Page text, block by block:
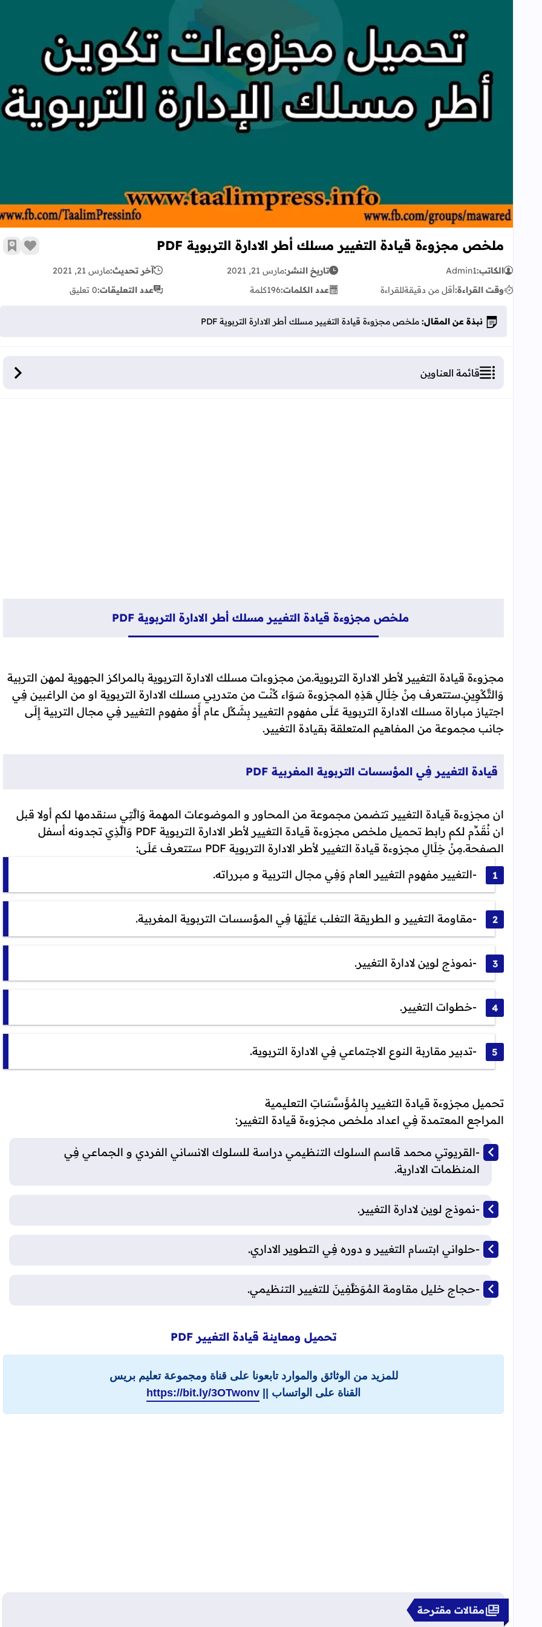
ملخص مجزوءة قيادة التغيير مسلك أطر الادارة التربوية PDF
ملخص مجزوءة قيادة التغيير مسلك أطر الادارة التربوية PDF زر
الكاتب:Admin1 تاريخ النشر:مارس 21, 2021 آخر تحديث:مارس 21, 2021
وقت القراءة:أقل من دقيقةللقراءة عدد الكلمات:196كلمة عدد التعليقات:0 تعليق
نبذة عن المقال: ملخص مجزوءة قيادة التغيير مسلك أطر الادارة التربوية PDF
قائمة العناوين
ملخص مجزوءة قيادة التغيير مسلك أطر الادارة التربوية PDF
مجزوءة قيادة التغيير لأطر الادارة التربوية.من مجزوءات مسلك الادارة التربوية بالمراكز الجهوية لمهن التربية
وَالتَّكْوِينِ.ستتعرف مِنْ خِلَالِ هَذِهِ المجزوءة سَوَاء كُنْت من متدربي مسلك الادارة التربوية او من الراغبين فِي
اجتياز مباراة مسلك الادارة التربوية عَلَى مفهوم التغيير بِشَكْل عام أَوْ مفهوم التغيير فِي مجال التربية إِلَى
جانب مجموعة من المفاهيم المتعلقة بقيادة التغيير.
قيادة التغيير فِي المؤسسات التربوية المغربية PDF
ان مجزوءة قيادة التغيير تتضمن مجموعة من المحاور و الموضوعات المهمة وَالَّتِي سنقدمها لكم أولا قبل
ان نُقَدِّم لكم رابط تحميل ملخص مجزوءة قيادة التغيير لأطر الادارة التربوية PDF وَالَّذِي تجدونه أسفل
الصفحة.مِنْ خِلَالِ مجزوءة قيادة التغيير لأطر الادارة التربوية PDF ستتعرف عَلَى:
-التغيير مفهوم التغيير العام وَفِي مجال التربية و مبرراته.
-مقاومة التغيير و الطريقة التغلب عَلَيْهَا فِي المؤسسات التربوية المغربية.
-نموذج لوين لادارة التغيير.
-خطوات التغيير.
-تدبير مقاربة النوع الاجتماعي فِي الادارة التربوية.
تحميل مجزوءة قيادة التغيير بِالمُؤَسَّسَاتِ التعليمية
المراجع المعتمدة فِي اعداد ملخص مجزوءة قيادة التغيير:
-القريوتي محمد قاسم السلوك التنظيمي دراسة للسلوك الانساني الفردي و الجماعي فِي
المنظمات الادارية.
-نموذج لوين لادارة التغيير.
-حلواني ابتسام التغيير و دوره فِي التطوير الاداري.
-حجاج خليل مقاومة المُوَظَّفِينَ للتغيير التنظيمي.
تحميل ومعاينة قيادة التغيير PDF
للمزيد من الوثائق والموارد تابعونا على قناة ومجموعة تعليم بريس
القناة على الواتساب || https://bit.ly/3OTwonv
مقالات مقترحة